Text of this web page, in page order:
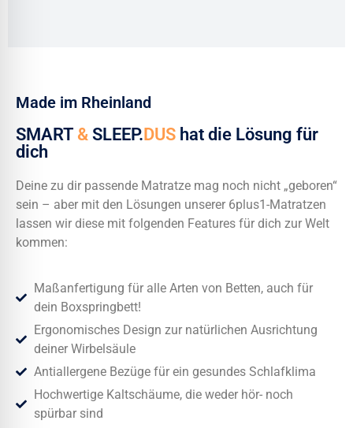
Made im Rheinland
SMART & SLEEP.DUS hat die Lösung für
dich
Deine zu dir passende Matratze mag noch nicht „geboren“
sein – aber mit den Lösungen unserer 6plus1-Matratzen
lassen wir diese mit folgenden Features für dich zur Welt
kommen:
Maßanfertigung für alle Arten von Betten, auch für
dein Boxspringbett!
Ergonomisches Design zur natürlichen Ausrichtung
deiner Wirbelsäule
Antiallergene Bezüge für ein gesundes Schlafklima
Hochwertige Kaltschäume, die weder hör- noch
spürbar sind